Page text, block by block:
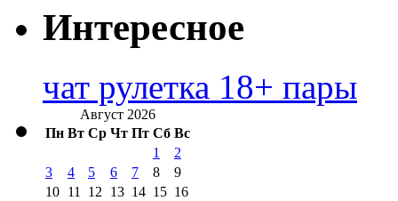
Интересное
чат рулетка 18+ пары
Август 2026
Пн Вт Ср Чт Пт Сб Вс
1
2
3
4 5 6 7 8
9
10 11 12 13 14 15 16